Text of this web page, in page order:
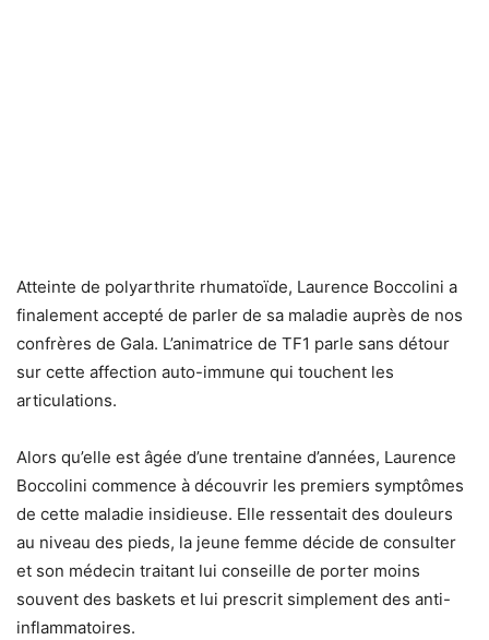
Atteinte de polyarthrite rhumatoïde, Laurence Boccolini a
finalement accepté de parler de sa maladie auprès de nos
confrères de Gala. L’animatrice de TF1 parle sans détour
sur cette affection auto-immune qui touchent les
articulations.
Alors qu’elle est âgée d’une trentaine d’années, Laurence
Boccolini commence à découvrir les premiers symptômes
de cette maladie insidieuse. Elle ressentait des douleurs
au niveau des pieds, la jeune femme décide de consulter
et son médecin traitant lui conseille de porter moins
souvent des baskets et lui prescrit simplement des anti-
inflammatoires.